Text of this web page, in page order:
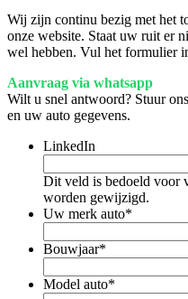
Wij zijn continu bezig met het
onze website. Staat uw ruit er
wel hebben. Vul het formulier
Aanvraag via whatsapp
Wilt u snel antwoord? Stuur
en uw auto gegevens.
LinkedIn
Dit veld is bedoeld voor
worden gewijzigd.
Uw merk auto*
Bouwjaar*
Model auto*